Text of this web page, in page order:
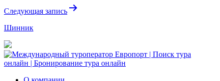
Следующая запись
Шинник